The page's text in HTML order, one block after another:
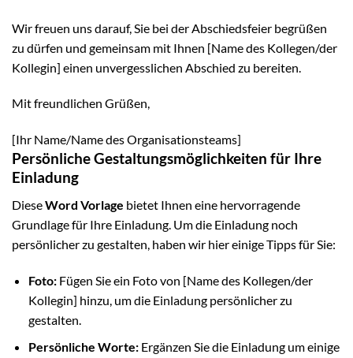
Wir freuen uns darauf, Sie bei der Abschiedsfeier begrüßen
zu dürfen und gemeinsam mit Ihnen [Name des Kollegen/der
Kollegin] einen unvergesslichen Abschied zu bereiten.
Mit freundlichen Grüßen,
[Ihr Name/Name des Organisationsteams]
Persönliche Gestaltungsmöglichkeiten für Ihre
Einladung
DieseWord Vorlage bietet Ihnen eine hervorragende
Grundlage für Ihre Einladung. Um die Einladung noch
persönlicher zu gestalten, haben wir hier einige Tipps für Sie:
Foto:Fügen Sie ein Foto von [Name des Kollegen/der
Kollegin] hinzu, um die Einladung persönlicher zu
gestalten.
Persönliche Worte:Ergänzen Sie die Einladung um einige